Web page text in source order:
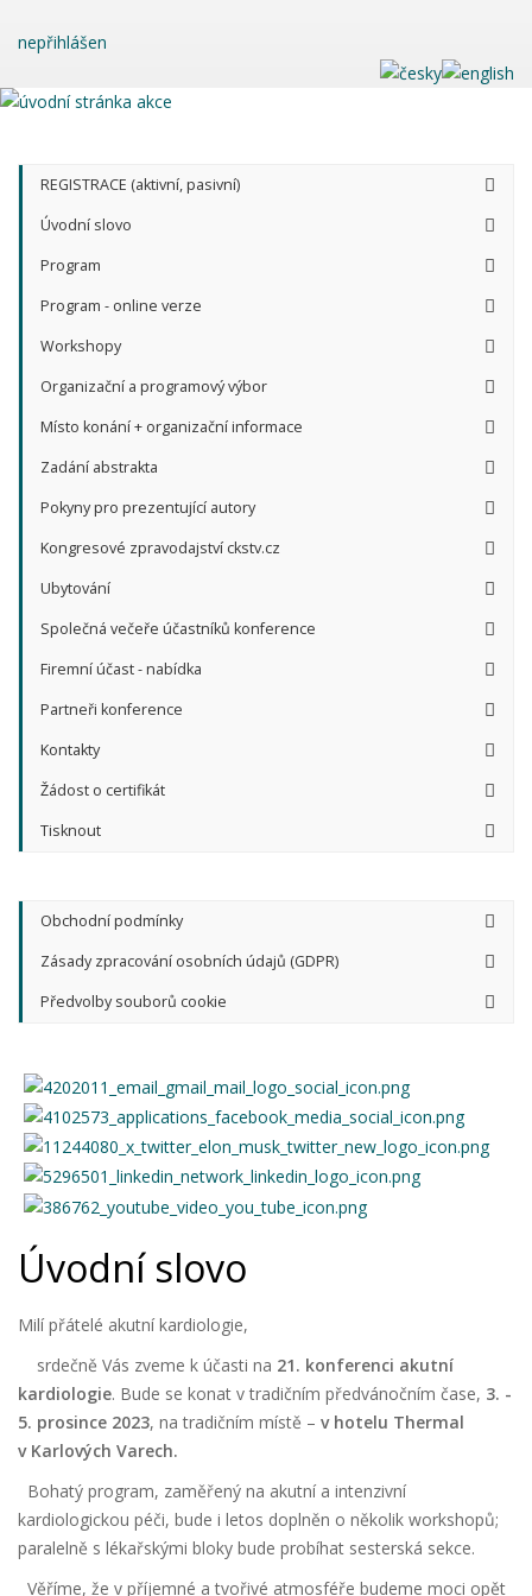
nepřihlášen
REGISTRACE (aktivní, pasivní)
Úvodní slovo
Program
Program - online verze
Workshopy
Organizační a programový výbor
Místo konání + organizační informace
Zadání abstrakta
Pokyny pro prezentující autory
Kongresové zpravodajství ckstv.cz
Ubytování
Společná večeře účastníků konference
Firemní účast - nabídka
Partneři konference
Kontakty
Žádost o certifikát
Tisknout
Obchodní podmínky
Zásady zpracování osobních údajů (GDPR)
Předvolby souborů cookie
Úvodní slovo
Milí přátelé akutní kardiologie,
srdečně Vás zveme k účasti na 21. konferenci akutní
kardiologie. Bude se konat v tradičním předvánočním čase, 3. -
5. prosince 2023, na tradičním místě – v hotelu Thermal
v Karlových Varech.
Bohatý program, zaměřený na akutní a intenzivní
kardiologickou péči, bude i letos doplněn o několik workshopů;
paralelně s lékařskými bloky bude probíhat sesterská sekce.
Věříme, že v příjemné a tvořivé atmosféře budeme moci opět